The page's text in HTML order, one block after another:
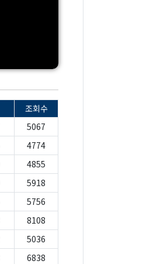
조회수
5067
4774
4855
5918
5756
8108
5036
6838